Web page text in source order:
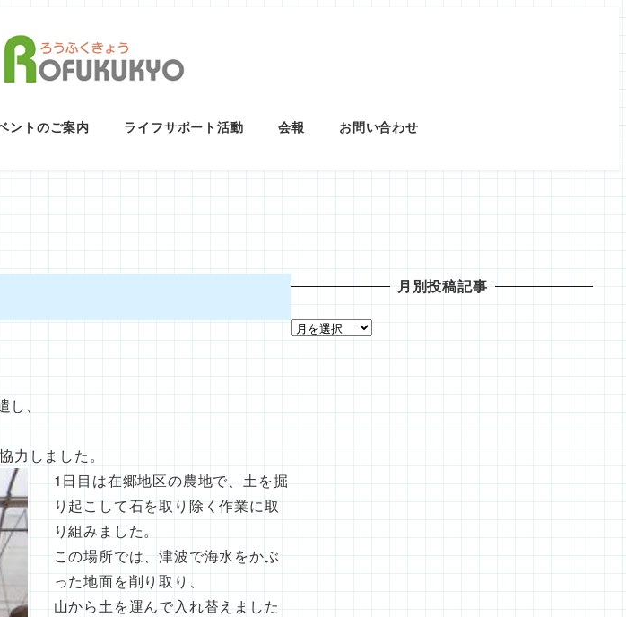
ントのご案内 ライフサポート活動 会報 お問い合わせ
、
力しました。
1日目は在郷地区の農地で、土を掘
り起こして石を取り除く作業に取
り組みました。
この場所では、津波で海水をかぶ
った地面を削り取り、
山から土を運んで入れ替えました
月別投稿記事
月
稿
記